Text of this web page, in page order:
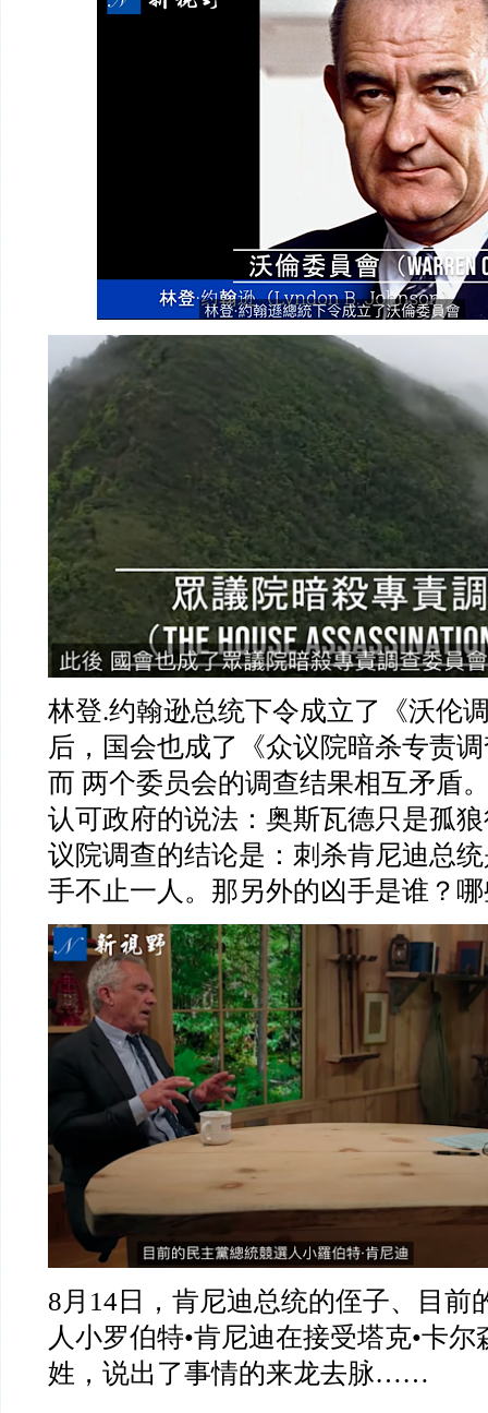
林登.约翰逊总统下令成立了《沃伦
后，国会也成了《众议院暗杀专责
而 两个委员会的调查结果相互矛盾
认可政府的说法：奥斯瓦德只是孤
议院调查的结论是：刺杀肯尼迪总
手不止一人。那另外的凶手是谁？
8 月 14日，肯尼迪总统的侄子、目前
人小罗伯特•肯尼迪在接受塔克•卡尔
姓，说出了事情的来龙去脉……